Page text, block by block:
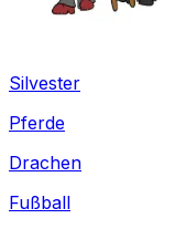
Silvester
Pferde
Drachen
Fußball